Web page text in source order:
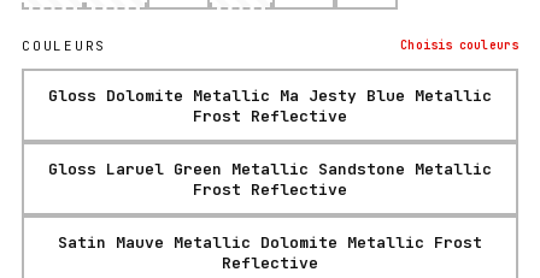
COULEURS Choisis couleurs
Gloss Dolomite Metallic Ma Jesty Blue Metallic
Frost Reflective
Gloss Laruel Green Metallic Sandstone Metallic
Frost Reflective
Satin Mauve Metallic Dolomite Metallic Frost
Reflective